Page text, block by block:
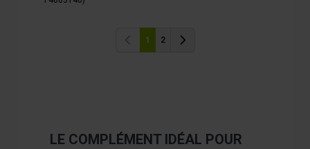
Précédent
1 2
Précédent
LE COMPLÉMENT IDÉAL POUR